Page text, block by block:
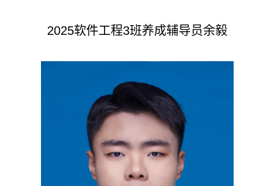
2025软件工程3班养成辅导员余毅